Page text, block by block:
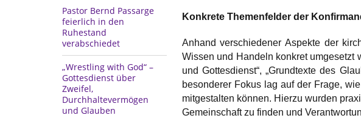
Pastor Bernd Passarge
feierlich in den
Ruhestand
verabschiedet
„Wrestling with God“ –
Gottesdienst über
Zweifel,
Durchhaltevermögen
und Glauben
Konkrete Themenfelder der
Anhand verschiedener Aspekte der
Wissen und Handeln konkret umgesetzt
und Gottesdienst“, „Grundtexte des
besonderer Fokus lag auf der Frage,
mitgestalten können. Hierzu wurden
Gemeinschaft zu finden und